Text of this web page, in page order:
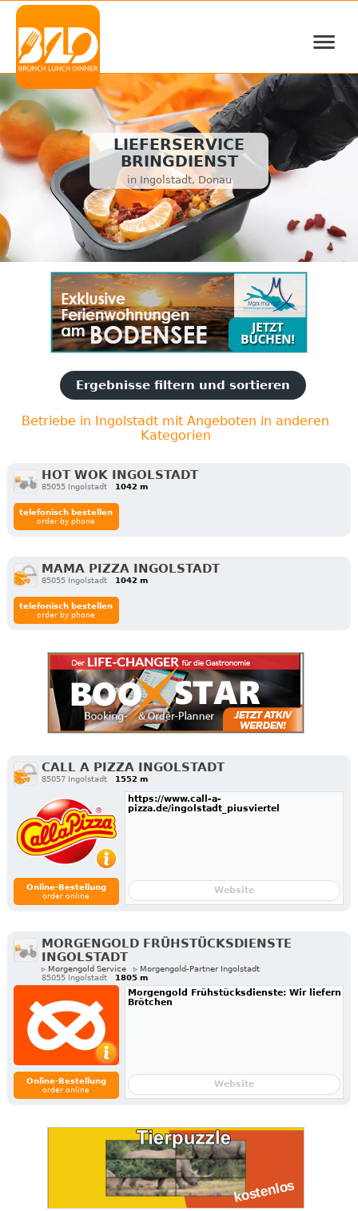
≡
LIEFERSERVICE
BRINGDIENST
in Ingolstadt, Donau
Ergebnisse filtern und sortieren
Betriebe in Ingolstadt mit Angeboten in anderen
Kategorien
HOT WOK INGOLSTADT
85055 Ingolstadt 1042 m
telefonisch bestellen
order by phone
MAMA PIZZA INGOLSTADT
85055 Ingolstadt 1042 m
telefonisch bestellen
order by phone
CALL A PIZZA INGOLSTADT
85057 Ingolstadt 1552 m
Online-Bestellung
order online
https://www.call-a-
pizza.de/ingolstadt_piusviertel
Website
MORGENGOLD FRÜHSTÜCKSDIENSTE
INGOLSTADT
▹ Morgengold Service
▹ Morgengold-Partner Ingolstadt
85055 Ingolstadt
1805 m
Online-Bestellung
order online
Morgengold Frühstücksdienste: Wir liefern
Brötchen
Website